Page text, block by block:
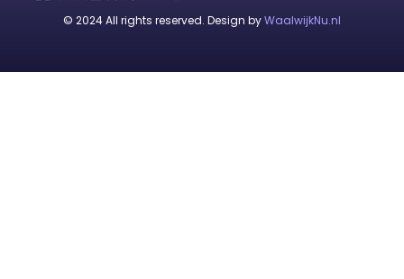
© 2024 All rights reserved. Design byWaalwijkNu.nl